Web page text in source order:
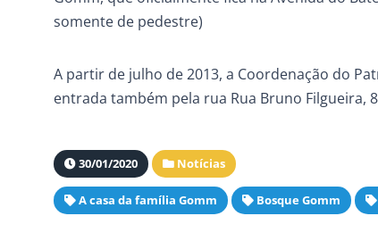
somente de pedestre)
A partir de julho de 2013, a Coordenação do
entrada também pela rua Rua Bruno Filgueira,
30/01/2020 Notícias
A casa da família Gomm Bosque Gomm